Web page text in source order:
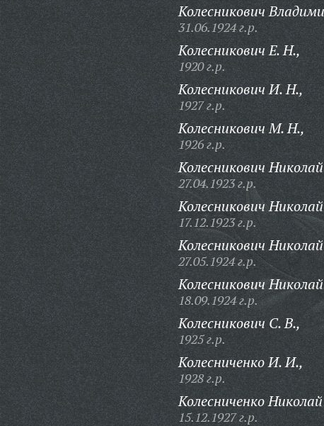
Колесникович
31.06.1924 г.р.
Колесникович Е. Н.,
1920 г.р.
Колесникович И. Н.,
1927 г.р.
Колесникович М. Н.,
1926 г.р.
Колесникович
27.04.1923 г.р.
Колесникович
17.12.1923 г.р.
Колесникович
27.05.1924 г.р.
Колесникович
18.09.1924 г.р.
Колесникович С. В.,
1925 г.р.
Колесниченко И. И.,
1928 г.р.
Колесниченко
15.12.1927 г.р.